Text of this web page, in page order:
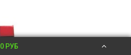
0 РУБ